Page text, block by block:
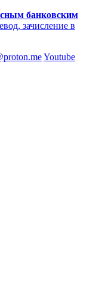
банковским
зачисление в
Youtube